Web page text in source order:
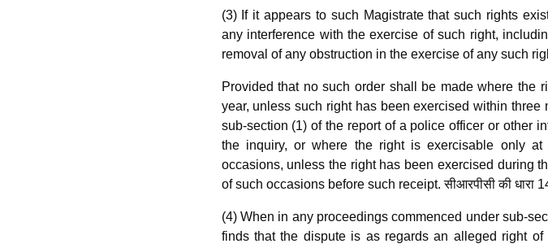
(3) If it appears to such Magistrate that such rights
any interference with the exercise of such right,
removal of any obstruction in the exercise of any such
Provided that no such order shall be made where the
year, unless such right has been exercised within three
sub-section (1) of the report of a police officer or other
the inquiry, or where the right is exercisable only at
occasions, unless the right has been exercised during
of such occasions before such receipt. सीआरपीसी की धारा
(4) When in any proceedings commenced under sub-
finds that the dispute is as regards an alleged right